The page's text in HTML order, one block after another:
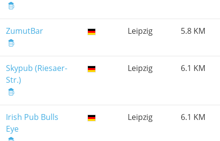
ZumutBar Leipzig 5.8 KM
Skypub (Riesaer-
Str.)
Leipzig 6.1 KM
Irish Pub Bulls
Eye
Leipzig 6.1 KM